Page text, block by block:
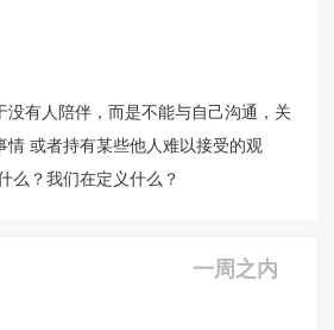
没有人陪伴，而是不能与自己沟通，关
情 或者持有某些他人难以接受的观
么？我们在定义什么？
一周之内